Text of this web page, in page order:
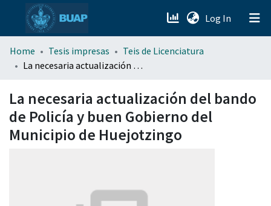
Log In (current)
menu.section.about_menu
Home Tesis impresas
Teis de Licenciatura
La necesaria actualización del bando de Policía y buen Gobierno del Municipio de Huejotzingo
La necesaria actualización del bando
de Policía y buen Gobierno del
Municipio de Huejotzingo